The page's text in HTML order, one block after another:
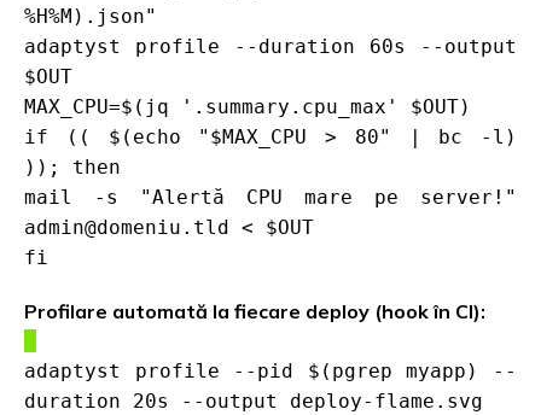
%H%M).json"
adaptyst profile --duration 60s --output
$OUT
MAX_CPU=$(jq '.summary.cpu_max' $OUT)
if (( $(echo "$MAX_CPU > 80" | bc -l)
)); then
mail -s "Alertă CPU mare pe server!"
admin@domeniu.tld < $OUT
fi
Profilare automată la fiecare deploy (hook în CI):
adaptyst profile --pid $(pgrep myapp) --
duration 20s --output deploy-flame.svg